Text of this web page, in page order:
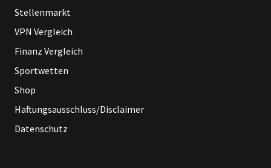
Stellenmarkt
VPN Vergleich
Finanz Vergleich
Sportwetten
Shop
Haftungsausschluss/Disclaimer
Datenschutz